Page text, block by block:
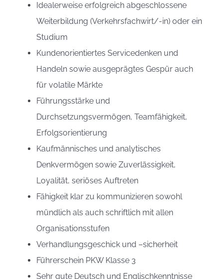
Idealerweise erfolgreich abgeschlossene
Weiterbildung (Verkehrsfachwirt/-in) oder ein
Studium
Kundenorientiertes Servicedenken und
Handeln sowie ausgeprägtes Gespür auch
für volatile Märkte
Führungsstärke und
Durchsetzungsvermögen, Teamfähigkeit,
Erfolgsorientierung
Kaufmännisches und analytisches
Denkvermögen sowie Zuverlässigkeit,
Loyalität, seriöses Auftreten
Fähigkeit klar zu kommunizieren sowohl
mündlich als auch schriftlich mit allen
Organisationsstufen
Verhandlungsgeschick und –sicherheit
Führerschein PKW Klasse 3
Sehr gute Deutsch und Englischkenntnisse